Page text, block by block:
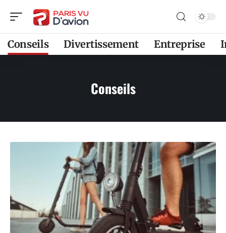
Conseils Divertissement Entreprise
Conseils